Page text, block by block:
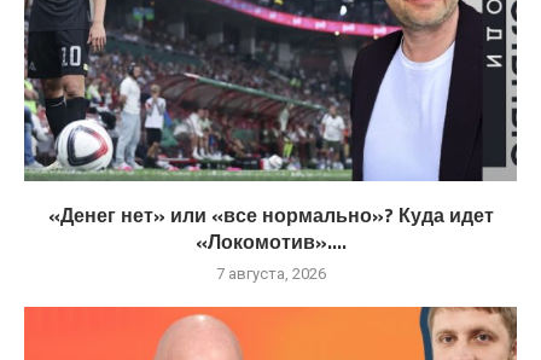
«Денег нет» или «все нормально»? Куда идет
«Локомотив»....
7 августа, 2026